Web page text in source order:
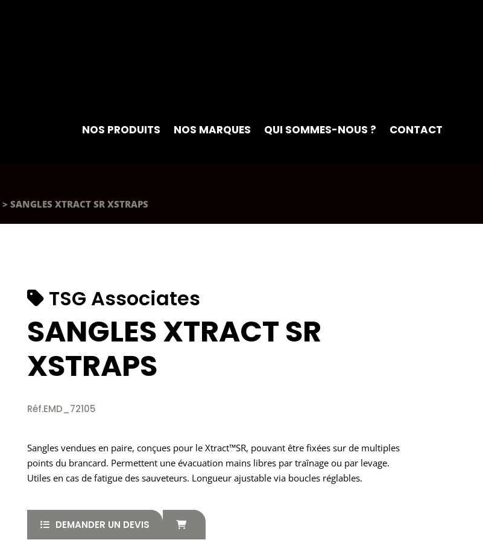
NOS PRODUITS NOS MARQUES QUI SOMMES-NOUS ? CONTACT
> SANGLES XTRACT SR XSTRAPS
TSG Associates
SANGLES XTRACT SR
XSTRAPS
Réf.EMD_72105
Sangles vendues en paire, conçues pour le Xtract™SR, pouvant être fixées sur de multiples
points du brancard. Permettent une évacuation mains libres par traînage ou par levage.
Utiles en cas de fatigue des sauveteurs. Longueur ajustable via boucles réglables.
DEMANDER UN DEVIS